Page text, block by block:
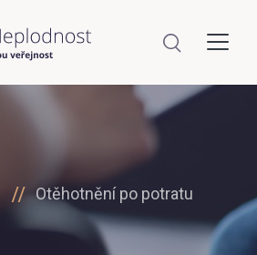
Otěhotnění po potratu